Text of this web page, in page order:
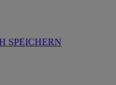
SPEICHERN